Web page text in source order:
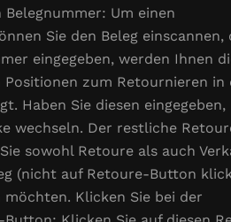
Um einen
Sie den Beleg einscannen,
eingegeben, werden Ihnen
zum Retournieren in
Haben Sie diesen eingegeben,
wechseln. Der restliche
sowohl Retoure als auch
(nicht auf Retoure-Button
Klicken Sie bei der